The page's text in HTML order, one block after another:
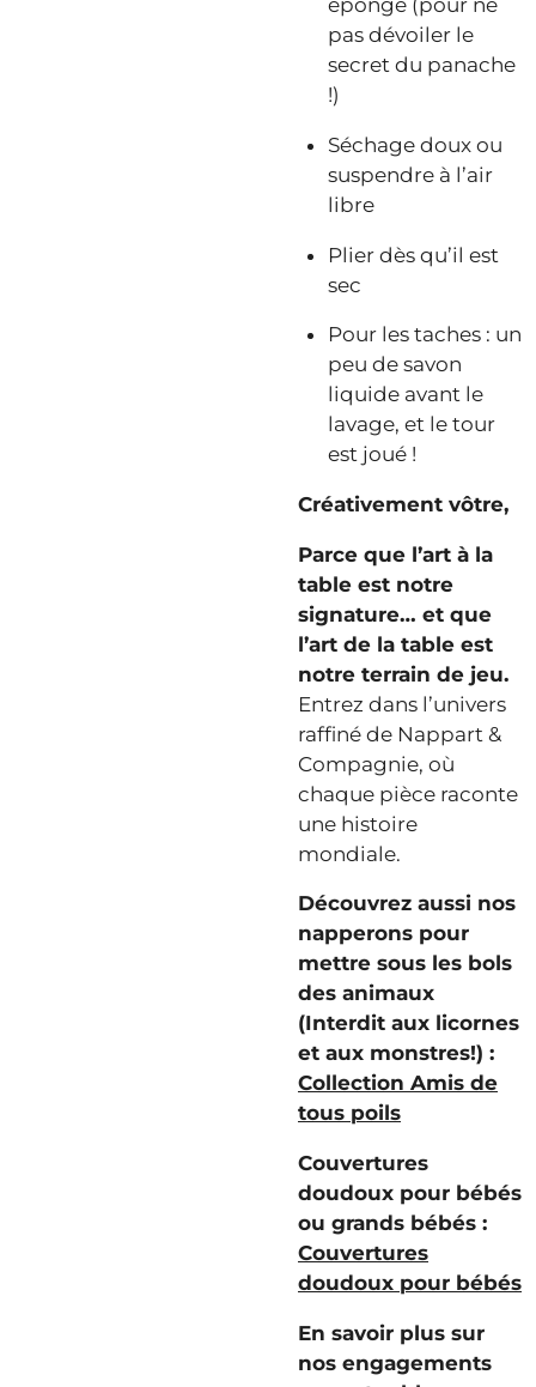
éponge (pour ne
pas dévoiler le
secret du panache
!)
Séchage doux ou
suspendre à l’air
libre
Plier dès qu’il est
sec
Pour les taches : un
peu de savon
liquide avant le
lavage, et le tour
est joué !
Créativement vôtre,
Parce que l’art à la
table est notre
signature… et que
l’art de la table est
notre terrain de jeu.
Entrez dans l’univers
raffiné de Nappart &
Compagnie, où
chaque pièce raconte
une histoire
mondiale.
Découvrez aussi nos
napperons pour
mettre sous les bols
des animaux
(Interdit aux licornes
et aux monstres!) :
Collection Amis de
tous poils
Couvertures
doudoux pour bébés
ou grands bébés :
Couvertures
doudoux pour bébés
En savoir plus sur
nos engagements